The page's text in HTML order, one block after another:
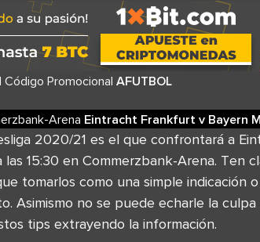
Código Promocional AFUTBOL
Arena Eintracht Frankfurt v Bayern
2020/21 es el que confrontará a
15:30 en Commerzbank-Arena. Ten
tomarlos como una simple indicación
Asimismo no se puede echarle la
tips extrayendo la información.